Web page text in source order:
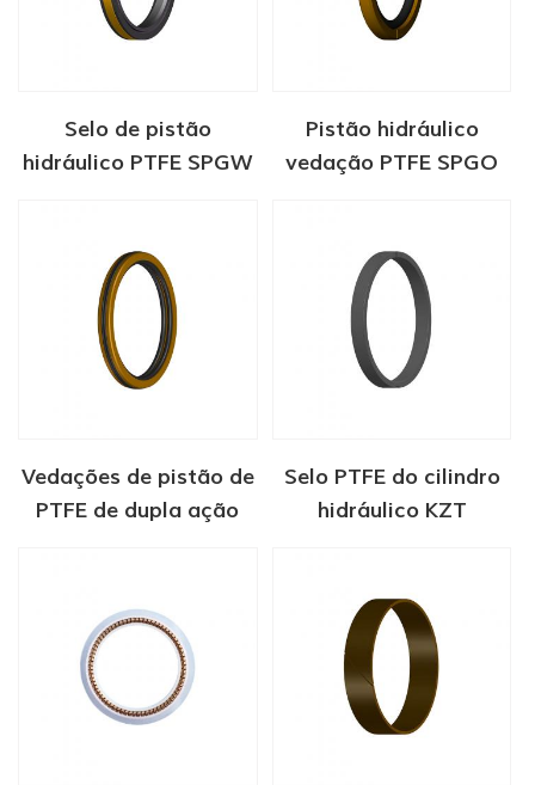
Selo de pistão
hidráulico PTFE SPGW
Pistão hidráulico
vedação PTFE SPGO
Vedações de pistão de
PTFE de dupla ação
Selo PTFE do cilindro
hidráulico KZT